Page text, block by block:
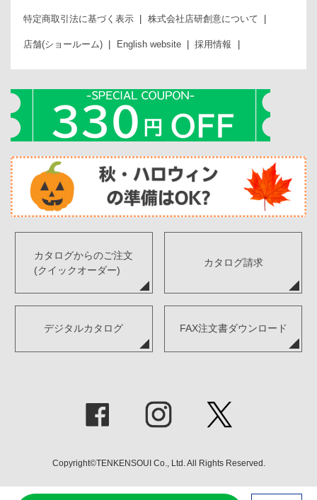
特定商取引法に基づく表示 株式会社店研創意について
店舗(ショールーム) English website 採用情報
カタログからのご注文
(クイックオーダー)
カタログ請求
デジタルカタログ FAX注文書ダウンロード
Copyright©TENKENSOUI Co., Ltd. All Rights Reserved.